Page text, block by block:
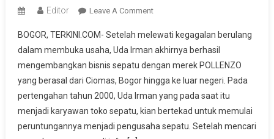
Editor Leave A CommentOn
Sukses
Uda
Irman
Dan
Bisnis
Sepatunya
Berhasil
BOGOR, TERKINI.COM- Setelah melewati kegagalan berulang
dalam membuka usaha, Uda Irman akhirnya berhasil
mengembangkan bisnis sepatu dengan merek POLLENZO
yang berasal dari Ciomas, Bogor hingga ke luar negeri. Pada
pertengahan tahun 2000, Uda Irman yang pada saat itu
menjadi karyawan toko sepatu, kian bertekad untuk memulai
peruntungannya menjadi pengusaha sepatu. Setelah mencari